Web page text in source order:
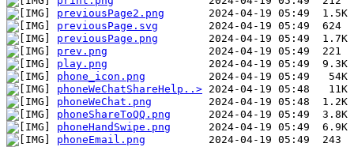
previousPage2.png
previousPage.svg
previousPage.png
prev.png
play.png
phone_icon.png
phoneWeChatShareHelp..>
phoneWeChat.png
phoneShareToQQ.png
phoneHandSwipe.png
phoneEmail.png